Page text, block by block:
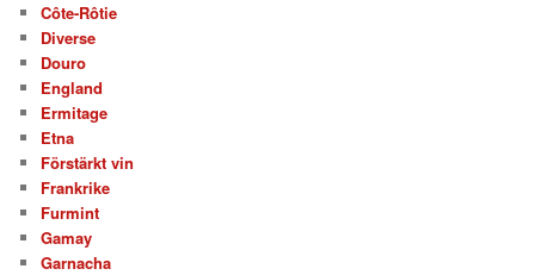
Côte-Rôtie
Diverse
Douro
England
Ermitage
Etna
Förstärkt vin
Frankrike
Furmint
Gamay
Garnacha